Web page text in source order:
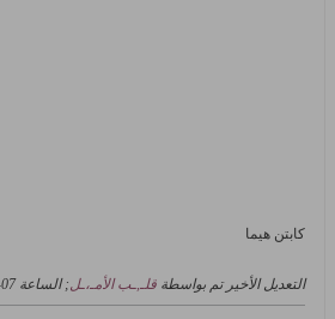
كابتن هيما
التعديل الأخير تم بواسطة قلـ,ـب الأمـ،ـل; الساعة07-Nov-2012, 03:58 PM